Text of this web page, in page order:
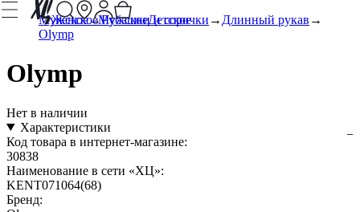
ЖенскоеМужскоеДетское
Мужское Рубашки и сорочки
Длинный рукав
Olymp
Olymp
Нет в наличии
Характеристики
Код товара в интернет-магазине:
30838
Наименование в сети «ХЦ»:
KENT071064(68)
Бренд: